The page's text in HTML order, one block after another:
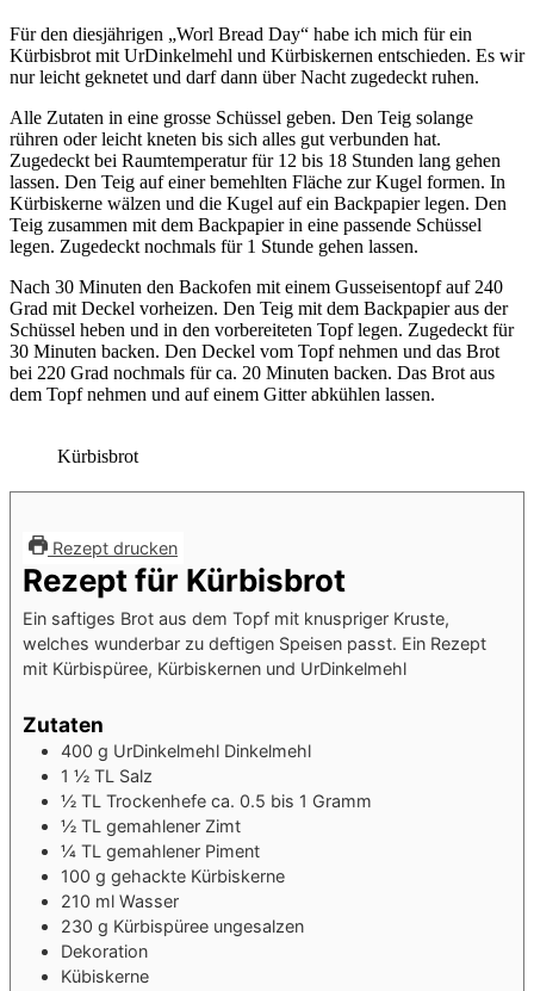
Für den diesjährigen „Worl Bread Day“ habe ich mich für ein
Kürbisbrot mit UrDinkelmehl und Kürbiskernen entschieden. Es wir
nur leicht geknetet und darf dann über Nacht zugedeckt ruhen.
Alle Zutaten in eine grosse Schüssel geben. Den Teig solange
rühren oder leicht kneten bis sich alles gut verbunden hat.
Zugedeckt bei Raumtemperatur für 12 bis 18 Stunden lang gehen
lassen. Den Teig auf einer bemehlten Fläche zur Kugel formen. In
Kürbiskerne wälzen und die Kugel auf ein Backpapier legen. Den
Teig zusammen mit dem Backpapier in eine passende Schüssel
legen. Zugedeckt nochmals für 1 Stunde gehen lassen.
Nach 30 Minuten den Backofen mit einem Gusseisentopf auf 240
Grad mit Deckel vorheizen. Den Teig mit dem Backpapier aus der
Schüssel heben und in den vorbereiteten Topf legen. Zugedeckt für
30 Minuten backen. Den Deckel vom Topf nehmen und das Brot
bei 220 Grad nochmals für ca. 20 Minuten backen. Das Brot aus
dem Topf nehmen und auf einem Gitter abkühlen lassen.
Kürbisbrot
Rezept drucken
Rezept für Kürbisbrot
Ein saftiges Brot aus dem Topf mit knuspriger Kruste,
welches wunderbar zu deftigen Speisen passt. Ein Rezept
mit Kürbispüree, Kürbiskernen und UrDinkelmehl
Zutaten
400 g UrDinkelmehl Dinkelmehl
1 ½ TL Salz
½ TL Trockenhefe ca. 0.5 bis 1 Gramm
½ TL gemahlener Zimt
¼ TL gemahlener Piment
100 g gehackte Kürbiskerne
210 ml Wasser
230 g Kürbispüree ungesalzen
Dekoration
Kübiskerne